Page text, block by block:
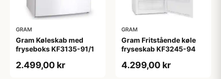
GRAM
Gram Køleskab med
fryseboks KF3135-91/1
2.499,00 kr
GRAM
Gram Fritstående køle
fryseskab KF3245-94
4.299,00 kr